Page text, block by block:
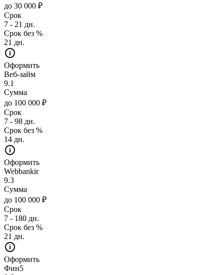
до 30 000 ₽
Срок
7 - 21 дн.
Срок без %
21 дн.
Оформить
Веб-займ
9.1
Сумма
до 100 000 ₽
Срок
7 - 98 дн.
Срок без %
14 дн.
Оформить
Webbankir
9.3
Сумма
до 100 000 ₽
Срок
7 - 180 дн.
Срок без %
21 дн.
Оформить
Фин5